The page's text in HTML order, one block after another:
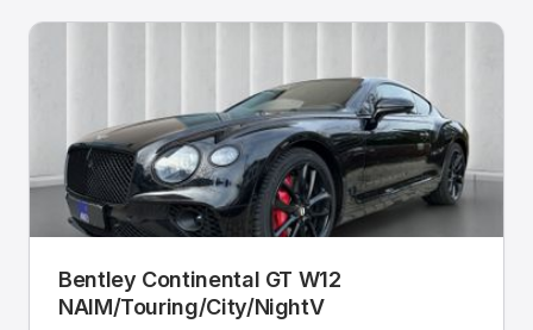
Bentley Continental GT W12
NAIM/Touring/City/NightV